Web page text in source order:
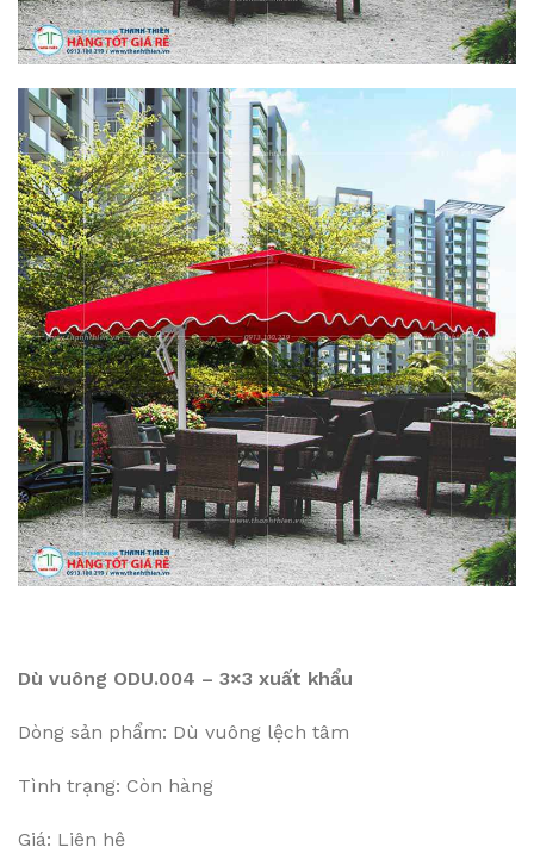
Dù vuông ODU.004 – 3×3 xuất khẩu
Dòng sản phẩm: Dù vuông lệch tâm
Tình trạng: Còn hàng
Giá: Liên hệ